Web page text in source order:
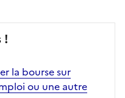
!
la bourse sur
ou une autre